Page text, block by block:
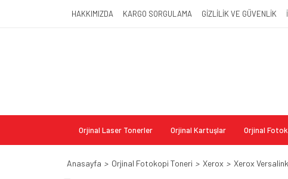
HAKKIMIZDA KARGO SORGULAMA GİZLİLİK VE GÜVENLİK
Orjinal Laser Tonerler Orjinal Kartuşlar Orjinal
Anasayfa Orjinal Fotokopi Toneri Xerox Xerox